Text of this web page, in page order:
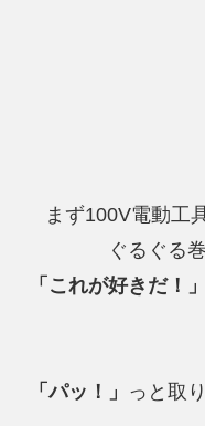
まず100V電動工
ぐるぐる
「これが好きだ！」
「パッ！」 っと取